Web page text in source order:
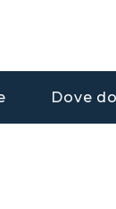
Dove